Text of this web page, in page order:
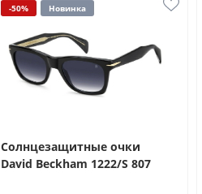
-50% Новинка
Солнцезащитные очки
David Beckham 1222/S 807